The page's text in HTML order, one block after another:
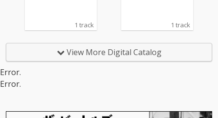
1 track 1 track
View More Digital Catalog
Error.
Error.